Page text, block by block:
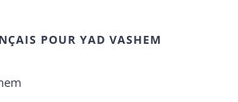
POUR YAD VASHEM